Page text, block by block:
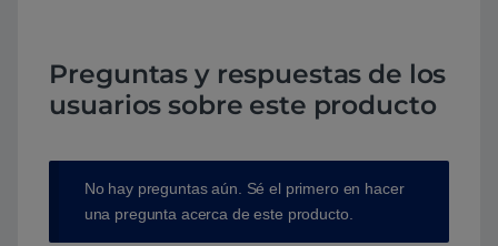
Preguntas y respuestas de los
usuarios sobre este producto
No hay preguntas aún. Sé el primero en hacer
una pregunta acerca de este producto.